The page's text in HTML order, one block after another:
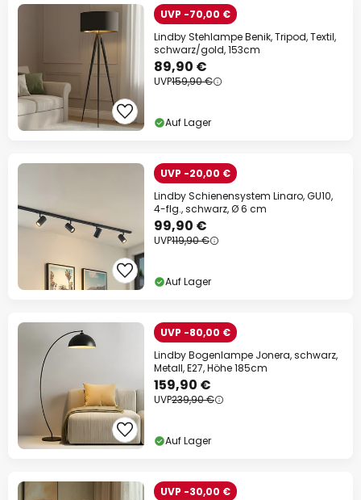
UVP -70,00 €
Lindby Stehlampe Benik, Tripod, Textil,
schwarz/gold, 153cm
89,90 €
UVP159,90 €
Auf Lager
UVP -20,00 €
Lindby Schienensystem Linaro, GU10,
4-flg., schwarz, Ø 6 cm
99,90 €
UVP119,90 €
Auf Lager
UVP -80,00 €
Lindby Bogenlampe Jonera, schwarz,
Metall, E27, Höhe 185cm
159,90 €
UVP239,90 €
Auf Lager
UVP -30,00 €